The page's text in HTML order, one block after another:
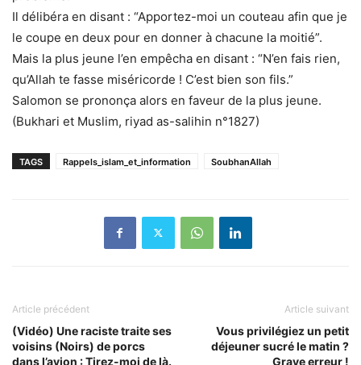
Il délibéra en disant : “Apportez-moi un couteau afin que je
le coupe en deux pour en donner à chacune la moitié”.
Mais la plus jeune l’en empêcha en disant : “N’en fais rien,
qu’Allah te fasse miséricorde ! C’est bien son fils.”
Salomon se prononça alors en faveur de la plus jeune.
(Bukhari et Muslim, riyad as-salihin n°1827)
TAGS Rappels_islam_et_information SoubhanAllah
Article précédent
(Vidéo) Une raciste traite ses
voisins (Noirs) de porcs
dans l’avion : Tirez-moi de là.
Article suivant
Vous privilégiez un petit
déjeuner sucré le matin ?
Grave erreur !